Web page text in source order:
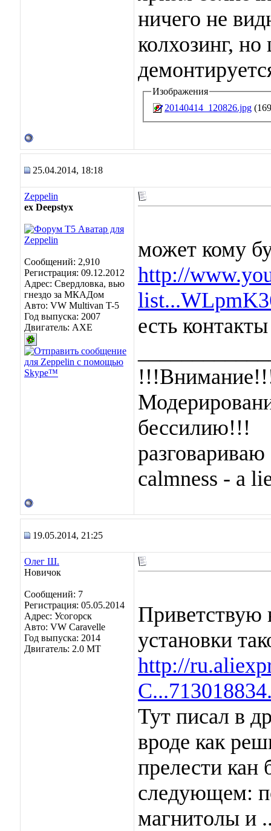
ничего не
колхозинг,
Изображения
20140414_120826.jpg
25.04.2014, 18:18
Zeppelin
ex Deepstyx
Сообщений: 2,910
Регистрация: 09.12.2012
Адрес: Свердловка, вью
гнездо за МКАДом
Авто: VW Multivan T-5
Год выпуска: 2007
Двигатель: AXE
может кому
http://
есть
бессилию!!!
calmness - a
19.05.2014, 21:25
Олег Ш.
Новичок
Сообщений: 7
Регистрация: 05.05.2014
Адрес: Усогорск
Авто: VW Caravelle
Год выпуска: 2014
Двигатель: 2.0 MT
Приветствую
установки
http://
Тут писал в
вроде как
прелести кан
следующем:
магнитолы и